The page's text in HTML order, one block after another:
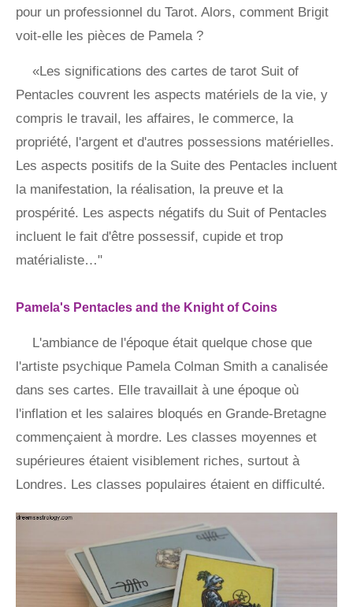
pour un professionnel du Tarot. Alors, comment Brigit
voit-elle les pièces de Pamela ?
«Les significations des cartes de tarot Suit of
Pentacles couvrent les aspects matériels de la vie, y
compris le travail, les affaires, le commerce, la
propriété, l'argent et d'autres possessions matérielles.
Les aspects positifs de la Suite des Pentacles incluent
la manifestation, la réalisation, la preuve et la
prospérité. Les aspects négatifs du Suit of Pentacles
incluent le fait d'être possessif, cupide et trop
matérialiste…"
Pamela's Pentacles and the Knight of Coins
L'ambiance de l'époque était quelque chose que
l'artiste psychique Pamela Colman Smith a canalisée
dans ses cartes. Elle travaillait à une époque où
l'inflation et les salaires bloqués en Grande-Bretagne
commençaient à mordre. Les classes moyennes et
supérieures étaient visiblement riches, surtout à
Londres. Les classes populaires étaient en difficulté.